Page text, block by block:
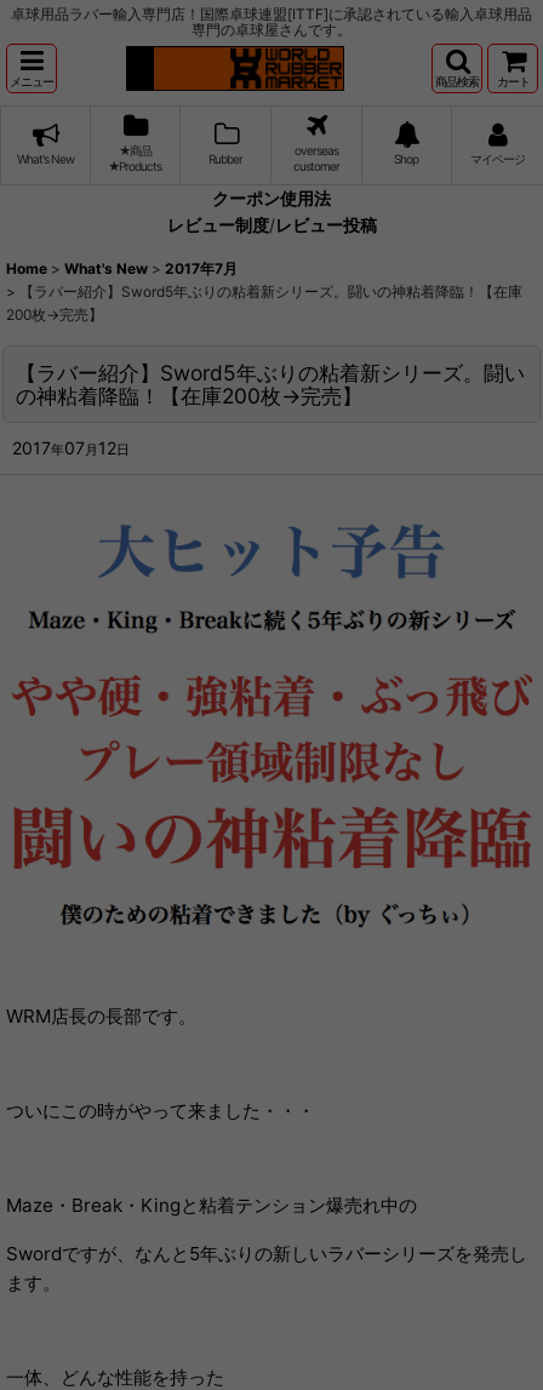
卓球用品ラバー輸入専門店！国際卓球連盟[ITTF]に承認されている輸入卓球用品
専門の卓球屋さんです。
メニュー 商品検索 カート
What's New
★商品
★Products
Rubber
overseas
customer
Shop マイページ
クーポン使用法
レビュー制度/レビュー投稿
Home > What's New > 2017年7月
>
【ラバー紹介】Sword5年ぶりの粘着新シリーズ。闘いの神粘着降臨！【在庫
200枚→完売】
【ラバー紹介】Sword5年ぶりの粘着新シリーズ。闘い
の神粘着降臨！【在庫200枚→完売】
2017年07 月 12日
WRM店長の長部です。
ついにこの時がやって来ました・・・
Maze・Break・Kingと粘着テンション爆売れ中の
Swordですが、なんと5年ぶりの新しいラバーシリーズを発売し
ます。
一体、どんな性能を持った